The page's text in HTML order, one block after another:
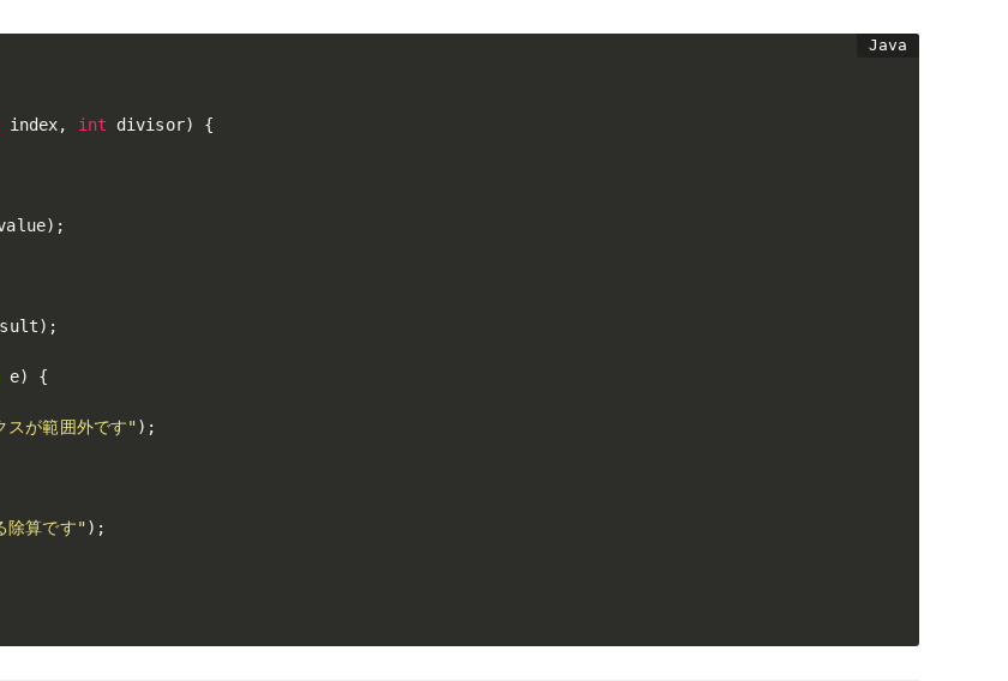
index, int divisor)
{
) ;
) ;
e)
{
が範囲外です") ;
除算です") ;